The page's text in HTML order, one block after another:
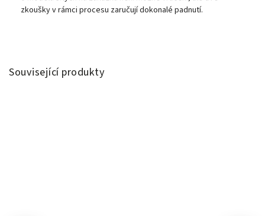
zkoušky v rámci procesu zaručují dokonalé padnutí.
Související produkty